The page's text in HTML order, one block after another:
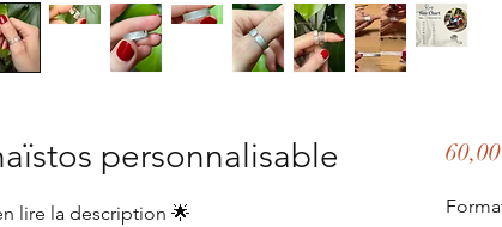
personnalisable
lire la description 🌟